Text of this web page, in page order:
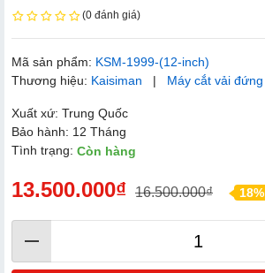
(0 đánh giá)
Mã sản phẩm: KSM-1999-(12-inch)
Thương hiệu: Kaisiman | Máy cắt vải đứng
Xuất xứ: Trung Quốc
Bảo hành: 12 Tháng
Tình trạng: Còn hàng
13.500.000₫ 16.500.000₫ 18%